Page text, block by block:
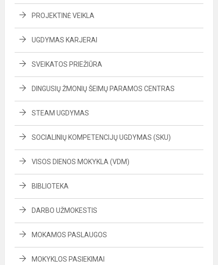
PROJEKTINĖ VEIKLA
UGDYMAS KARJERAI
SVEIKATOS PRIEŽIŪRA
DINGUSIŲ ŽMONIŲ ŠEIMŲ PARAMOS CENTRAS
STEAM UGDYMAS
SOCIALINIŲ KOMPETENCIJŲ UGDYMAS (SKU)
VISOS DIENOS MOKYKLA (VDM)
BIBLIOTEKA
DARBO UŽMOKESTIS
MOKAMOS PASLAUGOS
MOKYKLOS PASIEKIMAI